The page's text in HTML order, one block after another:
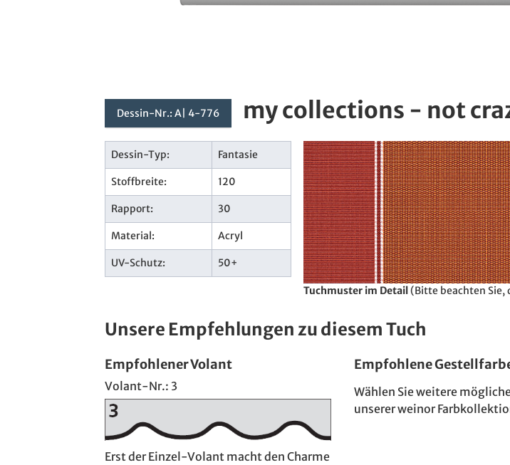
Dessin-Nr.: A| 4-776 my collections - not
Dessin-Typ: Fantasie
Stoffbreite: 120
Rapport: 30
Material: Acryl
UV-Schutz: 50+
Tuchmuster im Detail(Bitte beachten Sie,
Unsere Empfehlungen zu diesem Tuch
Empfohlener Volant
Volant-Nr.: 3
Erst der Einzel-Volant macht den Charme
Empfohlene
Wählen Sie weitere
unserer weinor